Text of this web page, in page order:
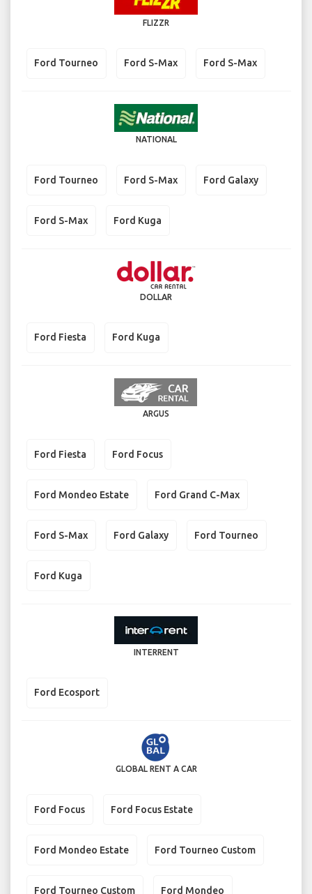
FLIZZR
Ford Tourneo Ford S-Max Ford S-Max
NATIONAL
Ford Tourneo Ford S-Max Ford Galaxy
Ford S-Max Ford Kuga
DOLLAR
Ford Fiesta Ford Kuga
ARGUS
Ford Fiesta Ford Focus
Ford Mondeo Estate Ford Grand C-Max
Ford S-Max Ford Galaxy Ford Tourneo
Ford Kuga
INTERRENT
Ford Ecosport
GLOBAL RENT A CAR
Ford Focus Ford Focus Estate
Ford Mondeo Estate Ford Tourneo Custom
Ford Tourneo Custom Ford Mondeo